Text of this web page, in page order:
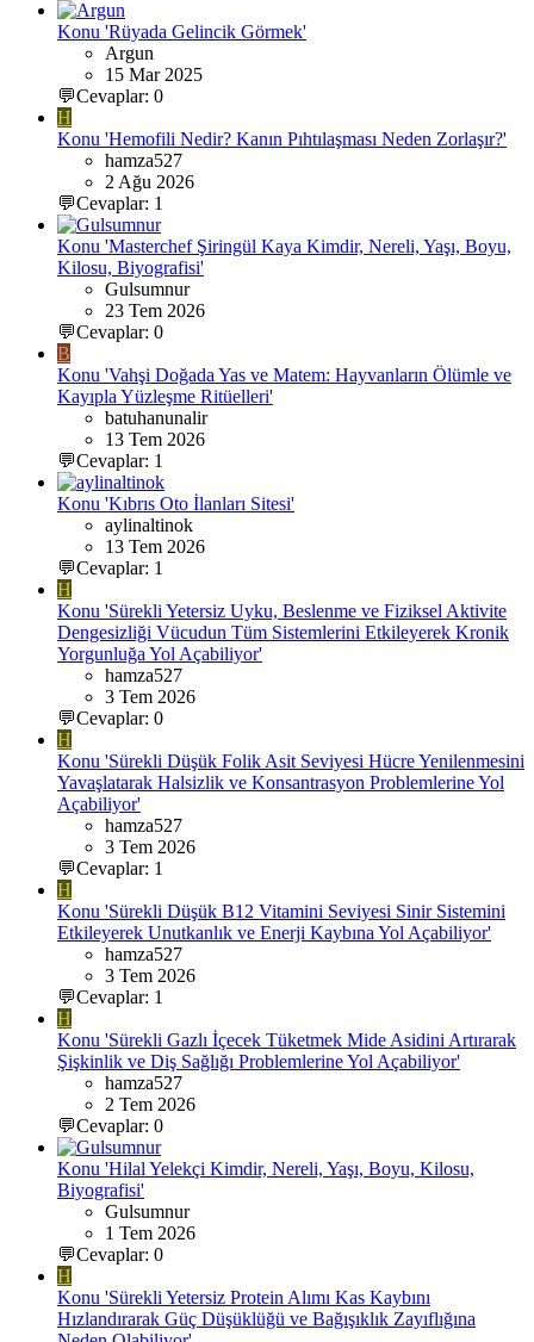
Konu 'Rüyada Gelincik Görmek'
Argun
15 Mar 2025
💬Cevaplar: 0
H
Konu 'Hemofili Nedir? Kanın Pıhtılaşması Neden Zorlaşır?'
hamza527
2 Ağu 2026
💬Cevaplar: 1
Konu 'Masterchef Şiringül Kaya Kimdir, Nereli, Yaşı, Boyu,
Kilosu, Biyografisi'
Gulsumnur
23 Tem 2026
💬Cevaplar: 0
B
Konu 'Vahşi Doğada Yas ve Matem: Hayvanların Ölümle ve
Kayıpla Yüzleşme Ritüelleri'
batuhanunalir
13 Tem 2026
💬Cevaplar: 1
Konu 'Kıbrıs Oto İlanları Sitesi'
aylinaltinok
13 Tem 2026
💬Cevaplar: 1
H
Konu 'Sürekli Yetersiz Uyku, Beslenme ve Fiziksel Aktivite
Dengesizliği Vücudun Tüm Sistemlerini Etkileyerek Kronik
Yorgunluğa Yol Açabiliyor'
hamza527
3 Tem 2026
💬Cevaplar: 0
H
Konu 'Sürekli Düşük Folik Asit Seviyesi Hücre Yenilenmesini
Yavaşlatarak Halsizlik ve Konsantrasyon Problemlerine Yol
Açabiliyor'
hamza527
3 Tem 2026
💬Cevaplar: 1
H
Konu 'Sürekli Düşük B12 Vitamini Seviyesi Sinir Sistemini
Etkileyerek Unutkanlık ve Enerji Kaybına Yol Açabiliyor'
hamza527
3 Tem 2026
💬Cevaplar: 1
H
Konu 'Sürekli Gazlı İçecek Tüketmek Mide Asidini Artırarak
Şişkinlik ve Diş Sağlığı Problemlerine Yol Açabiliyor'
hamza527
2 Tem 2026
💬Cevaplar: 0
Konu 'Hilal Yelekçi Kimdir, Nereli, Yaşı, Boyu, Kilosu,
Biyografisi'
Gulsumnur
1 Tem 2026
💬Cevaplar: 0
H
Konu 'Sürekli Yetersiz Protein Alımı Kas Kaybını
Hızlandırarak Güç Düşüklüğü ve Bağışıklık Zayıflığına